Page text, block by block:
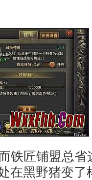
铁匠铺盟总省
在黑野猪变了